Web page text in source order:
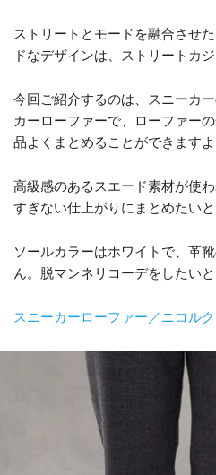
ストリートとモードを融合させ
ドなデザインは、ストリートカ
今回ご紹介するのは、スニーカ
カーローファーで、ローファー
品よくまとめることができますよ
高級感のあるスエード素材が使
すぎない仕上がりにまとめたい
ソールカラーはホワイトで、革
ん。脱マンネリコーデをしたい
スニーカーローファー／ニコル